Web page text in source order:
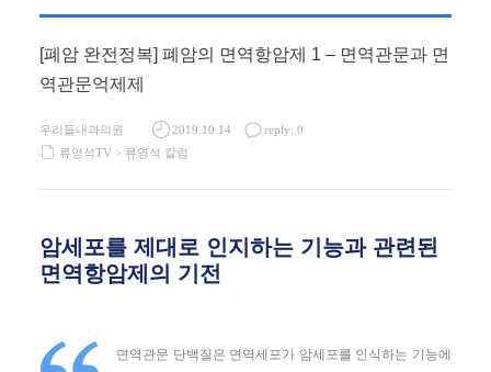
[폐암 완전정복] 폐암의 면역항암제 1 – 면역관문과 면
역관문억제제
우리들내과의원 2019.10.14
reply: 0
류영석TV > 류영석 칼럼
암세포를 제대로 인지하는 기능과 관련된
면역항암제의 기전
면역관문 단백질은 면역세포가 암세포를 인식하는 기능에